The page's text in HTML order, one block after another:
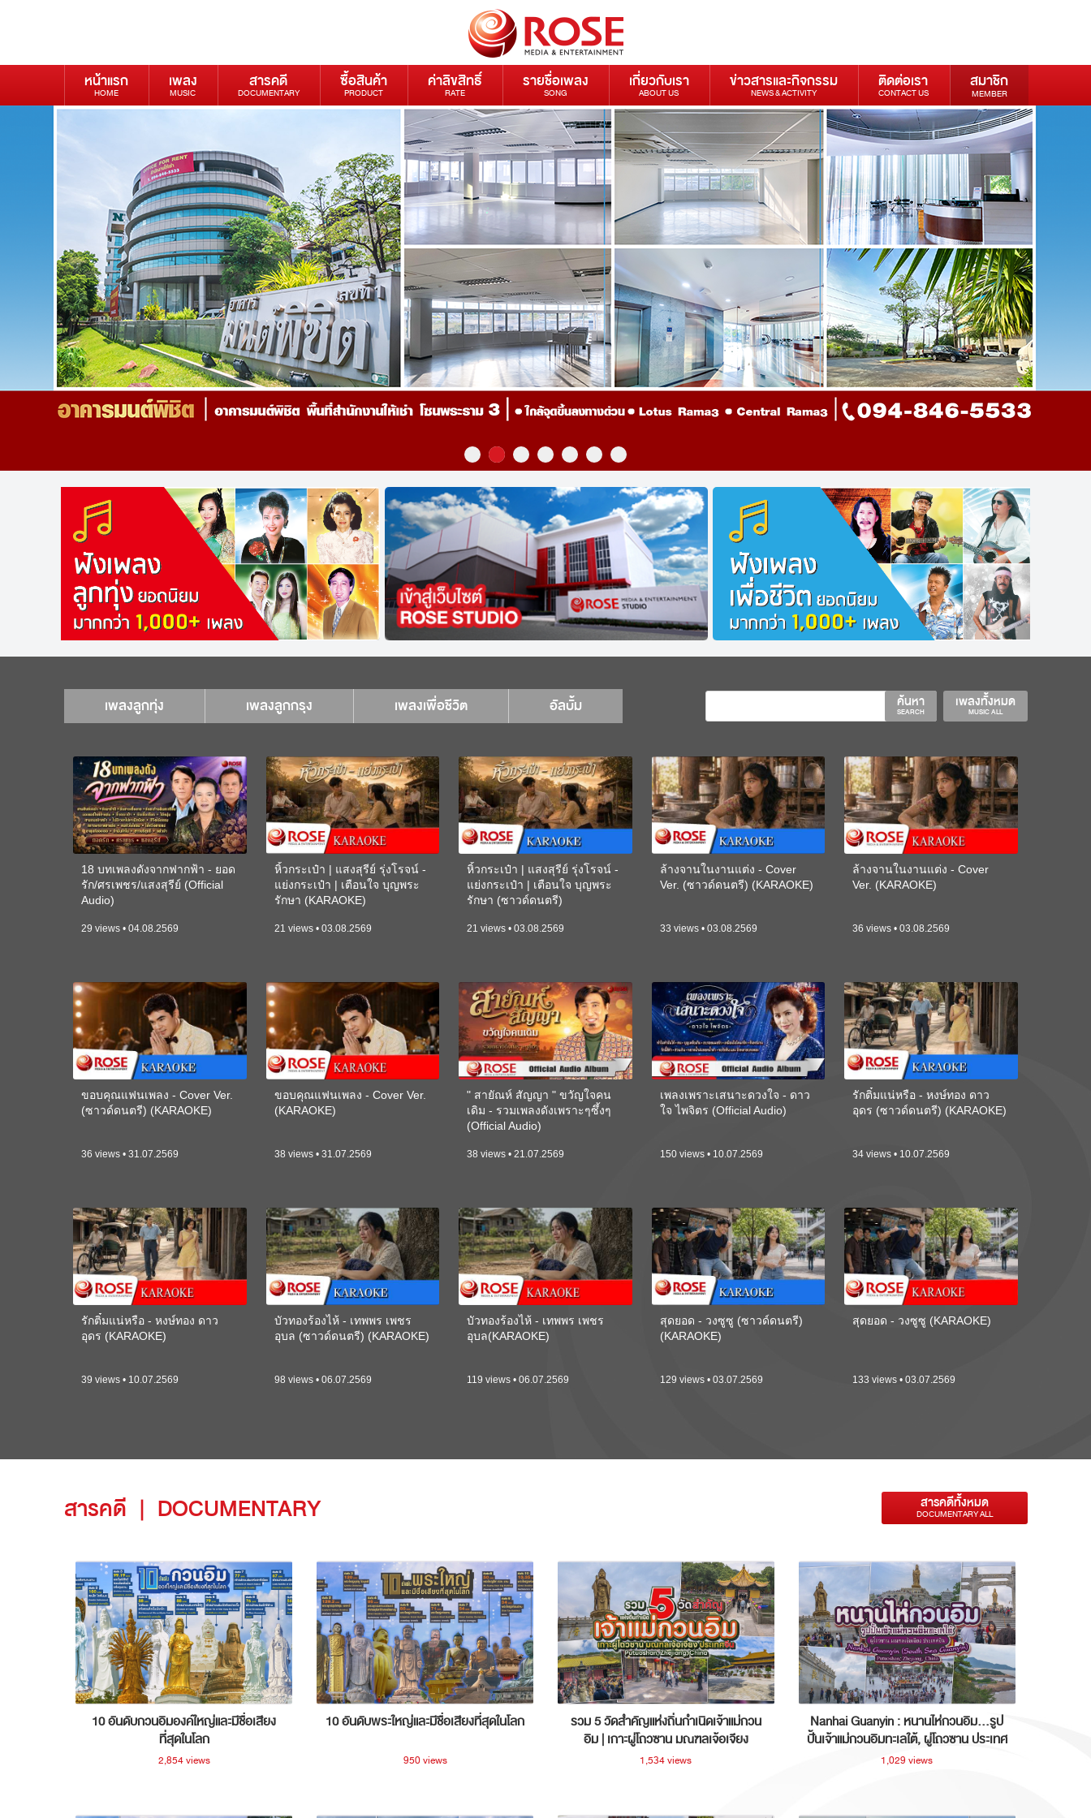
หน้าแรก
HOME
เพลง
MUSIC
สารคดี
DOCUMENTARY
ซื้อสินค้า
PRODUCT
ค่าลิขสิทธิ์
RATE
รายชื่อเพลง
SONG
เกี่ยวกับเรา
ABOUT US
ข่าวสารและกิจกรรม
NEWS & ACTIVITY
ติดต่อเรา
CONTACT US
สมาชิก
MEMBER
เพลงลูกทุ่ง เพลงลูกกรุง เพลงเพื่อชีวิต อัลบั้ม เพลงทั้งหมด
MUSIC ALL
ค้นหา
SEARCH
18 บทเพลงดังจากฟากฟ้า - ยอด
รัก/ศรเพชร/แสงสุรีย์ (Official
Audio)
29 views • 04.08.2569
หิ้วกระเป๋า | แสงสุรีย์ รุ่งโรจน์ -
แย่งกระเป๋า | เตือนใจ บุญพระ
รักษา (KARAOKE)
21 views • 03.08.2569
หิ้วกระเป๋า | แสงสุรีย์ รุ่งโรจน์ -
แย่งกระเป๋า | เตือนใจ บุญพระ
รักษา (ซาวด์ดนตรี)
21 views • 03.08.2569
ล้างจานในงานแต่ง - Cover
Ver. (ซาวด์ดนตรี) (KARAOKE)
33 views • 03.08.2569
ล้างจานในงานแต่ง - Cover
Ver. (KARAOKE)
36 views • 03.08.2569
ขอบคุณแฟนเพลง - Cover Ver.
(ซาวด์ดนตรี) (KARAOKE)
36 views • 31.07.2569
ขอบคุณแฟนเพลง - Cover Ver.
(KARAOKE)
38 views • 31.07.2569
" สายัณห์ สัญญา " ขวัญใจคน
เดิม - รวมเพลงดังเพราะๆซึ้งๆ
(Official Audio)
38 views • 21.07.2569
เพลงเพราะเสนาะดวงใจ - ดาว
ใจ ไพจิตร (Official Audio)
150 views • 10.07.2569
รักติ๋มแน่หรือ - หงษ์ทอง ดาว
อุดร (ซาวด์ดนตรี) (KARAOKE)
34 views • 10.07.2569
รักติ๋มแน่หรือ - หงษ์ทอง ดาว
อุดร (KARAOKE)
39 views • 10.07.2569
บัวทองร้องไห้ - เทพพร เพชร
อุบล (ซาวด์ดนตรี) (KARAOKE)
98 views • 06.07.2569
บัวทองร้องไห้ - เทพพร เพชร
อุบล(KARAOKE)
119 views • 06.07.2569
สุดยอด - วงซูซู (ซาวด์ดนตรี)
(KARAOKE)
129 views • 03.07.2569
สุดยอด - วงซูซู (KARAOKE)
133 views • 03.07.2569
สารคดี | DOCUMENTARY สารคดีทั้งหมด
DOCUMENTARY ALL
10 อันดับกวนอิมองค์ใหญ่และมีชื่อเสียง
ที่สุดในโลก
2,854 views
10 อันดับพระใหญ่และมีชื่อเสียงที่สุดในโลก
950 views
รวม 5 วัดสำคัญแห่งถิ่นกำเนิดเจ้าแม่กวน
อิม | เกาะผู่โถวซาน มณฑลเจ้อเจียง
ประเทศจีน
1,534 views
Nanhai Guanyin : หนานไห่กวนอิม...รูป
ปั้นเจ้าแม่กวนอิมทะเลใต้, ผู่โถวซาน ประเทศ
จีน
1,029 views